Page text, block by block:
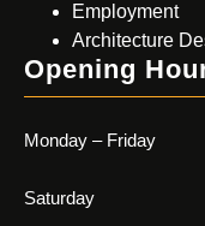
Employment
Architecture
Opening
Monday – Friday
Saturday